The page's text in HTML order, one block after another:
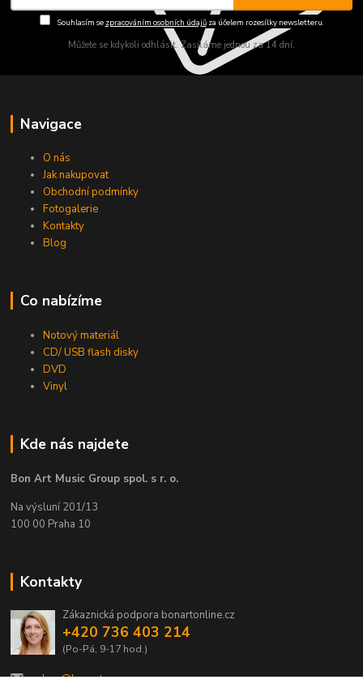
Souhlasím se zpracováním osobních údajůza účelem rozesílky newsletteru.
Můžete se kdykoli odhlásit. Zasíláme jednou za 14 dní.
Navigace
O nás
Jak nakupovat
Obchodní podmínky
Fotogalerie
Kontakty
Blog
Co nabízíme
Notový materiál
CD/ USB flash disky
DVD
Vinyl
Kde nás najdete
Bon Art Music Group spol. s r. o.
Na výsluní 201/13
100 00 Praha 10
Kontakty
Zákaznická podpora bonartonline.cz
+420 736 403 214
(Po-Pá, 9-17 hod.)
eshop@bonart.cz